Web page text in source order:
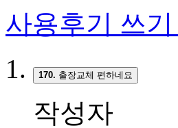
사용후기 쓰기
170. 출장교체 편하네요
작성자